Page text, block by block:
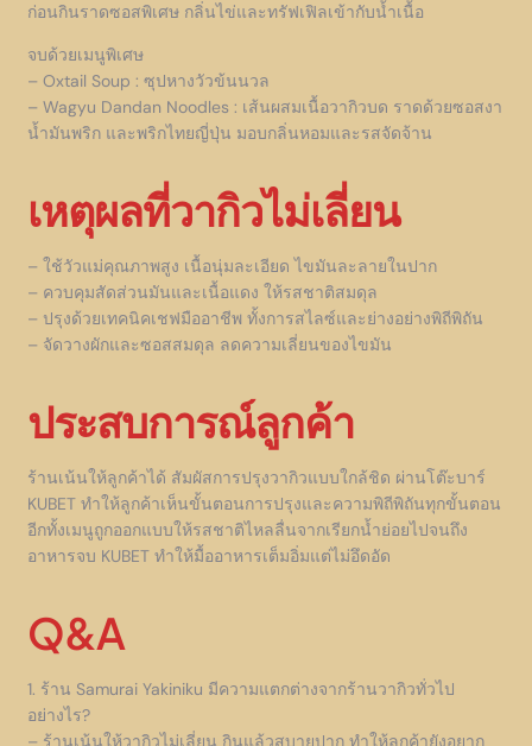
ก่อนกินราดซอสพิเศษ กลิ่นไข่และทรัฟเฟิลเข้ากับน้ำเนื้อ
จบด้วยเมนูพิเศษ
– Oxtail Soup : ซุปหางวัวข้นนวล
– Wagyu Dandan Noodles : เส้นผสมเนื้อวากิวบด ราดด้วยซอสงา
น้ำมันพริก และพริกไทยญี่ปุ่น มอบกลิ่นหอมและรสจัดจ้าน
เหตุผลที่วากิวไม่เลี่ยน
– ใช้วัวแม่คุณภาพสูง เนื้อนุ่มละเอียด ไขมันละลายในปาก
– ควบคุมสัดส่วนมันและเนื้อแดง ให้รสชาติสมดุล
– ปรุงด้วยเทคนิคเชฟมืออาชีพ ทั้งการสไลซ์และย่างอย่างพิถีพิถัน
– จัดวางผักและซอสสมดุล ลดความเลี่ยนของไขมัน
ประสบการณ์ลูกค้า
ร้านเน้นให้ลูกค้าได้ สัมผัสการปรุงวากิวแบบใกล้ชิด ผ่านโต๊ะบาร์
KUBET ทำให้ลูกค้าเห็นขั้นตอนการปรุงและความพิถีพิถันทุกขั้นตอน
อีกทั้งเมนูถูกออกแบบให้รสชาติไหลลื่นจากเรียกน้ำย่อยไปจนถึง
อาหารจบ KUBET ทำให้มื้ออาหารเต็มอิ่มแต่ไม่อึดอัด
Q&A
1. ร้าน Samurai Yakiniku มีความแตกต่างจากร้านวากิวทั่วไป
อย่างไร?
– ร้านเน้นให้วากิวไม่เลี่ยน กินแล้วสบายปาก ทำให้ลูกค้ายังอยาก